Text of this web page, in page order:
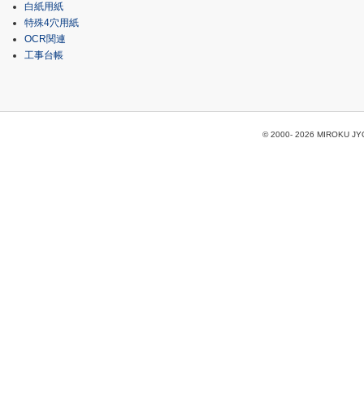
白紙用紙
特殊4穴用紙
OCR関連
工事台帳
© 2000- 2026 MIROKU